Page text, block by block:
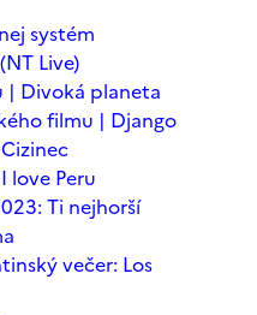
systém
Live)
| Divoká planeta
filmu | Django
love Peru
Ti nejhorší
večer: Los